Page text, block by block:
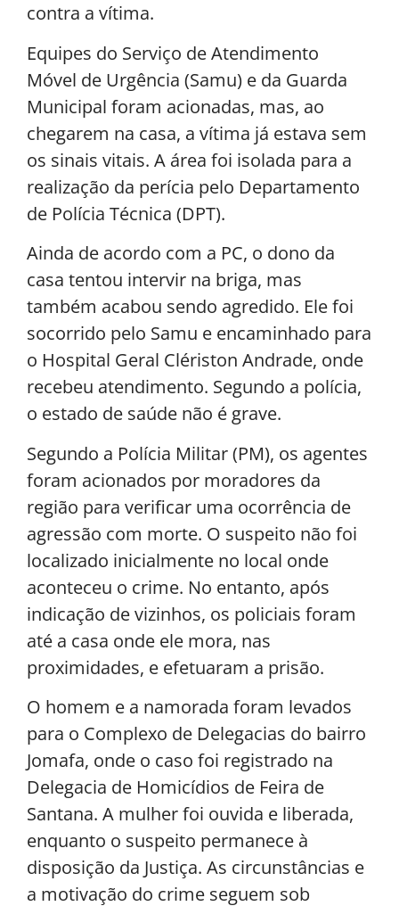
contra a vítima.
Equipes do Serviço de Atendimento
Móvel de Urgência (Samu) e da Guarda
Municipal foram acionadas, mas, ao
chegarem na casa, a vítima já estava sem
os sinais vitais. A área foi isolada para a
realização da perícia pelo Departamento
de Polícia Técnica (DPT).
Ainda de acordo com a PC, o dono da
casa tentou intervir na briga, mas
também acabou sendo agredido. Ele foi
socorrido pelo Samu e encaminhado para
o Hospital Geral Clériston Andrade, onde
recebeu atendimento. Segundo a polícia,
o estado de saúde não é grave.
Segundo a Polícia Militar (PM), os agentes
foram acionados por moradores da
região para verificar uma ocorrência de
agressão com morte. O suspeito não foi
localizado inicialmente no local onde
aconteceu o crime. No entanto, após
indicação de vizinhos, os policiais foram
até a casa onde ele mora, nas
proximidades, e efetuaram a prisão.
O homem e a namorada foram levados
para o Complexo de Delegacias do bairro
Jomafa, onde o caso foi registrado na
Delegacia de Homicídios de Feira de
Santana. A mulher foi ouvida e liberada,
enquanto o suspeito permanece à
disposição da Justiça. As circunstâncias e
a motivação do crime seguem sob